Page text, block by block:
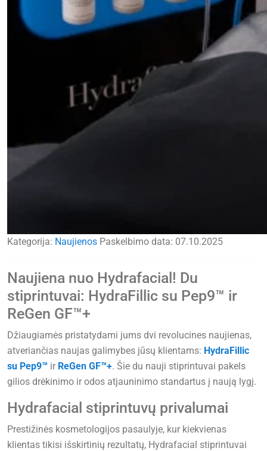
Kategorija: Naujienos Paskelbimo data: 07.10.2025
Naujiena nuo Hydrafacial! Du
stiprintuvai: HydraFillic su Pep9™ ir
ReGen GF™+
Džiaugiamės pristatydami jums dvi revolucines naujienas,
atveriančias naujas galimybes jūsų klientams: HydraFillic
su Pep9™ ir ReGen GF™+. Šie du nauji stiprintuvai pakels
gilios drėkinimo ir odos atjauninimo standartus į naują lygį.
Hydrafacial stiprintuvų privalumai
Prestižinės kosmetologijos pasaulyje, kur kiekvienas
klientas tikisi išskirtinių rezultatų, Hydrafacial stiprintuvai